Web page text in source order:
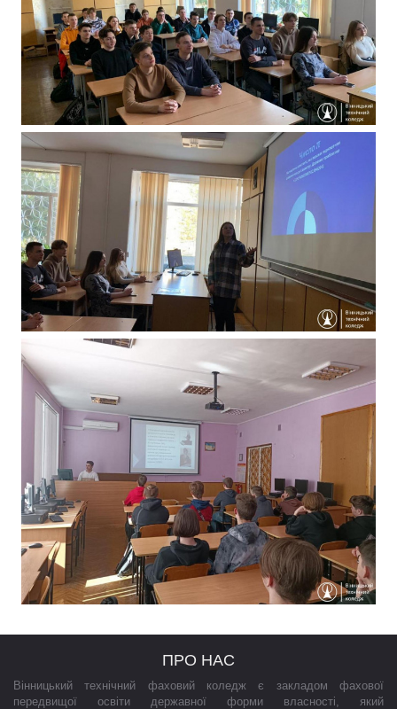
ПРО НАС
Вінницький технічний фаховий коледж є закладом фахової
передвищої освіти державної форми власності, який